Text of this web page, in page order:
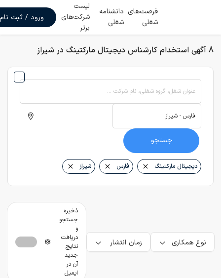
فرصت‌های
شغلی
دانشنامه
شغلی
لیست
شرکت‌های
برتر
ورود / ثبت نام
8 آگهی استخدام کارشناس دیجیتال مارکتینگ در شیراز
عنوان شغل، گروه شغلی، نام شرکت ...
جستجو
دیجیتال مارکتینگ فارس شیراز
نوع همکاری زمان انتشار
ذخیره
جستجو
و
دریافت
نتایج
جدید
آن در
ایمیل